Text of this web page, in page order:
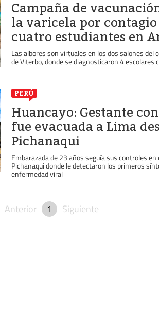
Campaña de
la varicela por contagio
cuatro estudiantes en
Las albores son virtuales en los dos salones del
de Viterbo, donde se diagnosticaron 4 escolares
PERÚ
Huancayo: Gestante
fue evacuada a Lima
Pichanaqui
Embarazada de 23 años seguía sus controles
Pichanaqui donde le detectaron los primeros
enfermedad viral
Anterior 1 Siguiente